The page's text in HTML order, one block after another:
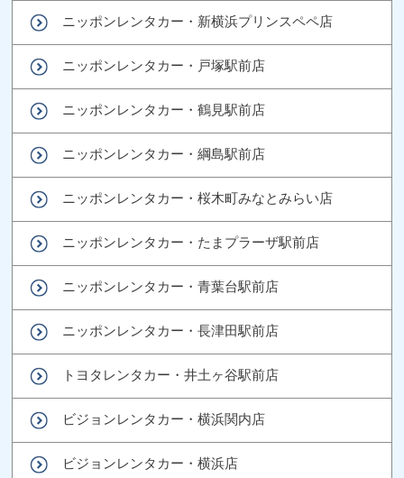
ニッポンレンタカー・新横浜プリンスペペ店
ニッポンレンタカー・戸塚駅前店
ニッポンレンタカー・鶴見駅前店
ニッポンレンタカー・綱島駅前店
ニッポンレンタカー・桜木町みなとみらい店
ニッポンレンタカー・たまプラーザ駅前店
ニッポンレンタカー・青葉台駅前店
ニッポンレンタカー・長津田駅前店
トヨタレンタカー・井土ヶ谷駅前店
ビジョンレンタカー・横浜関内店
ビジョンレンタカー・横浜店